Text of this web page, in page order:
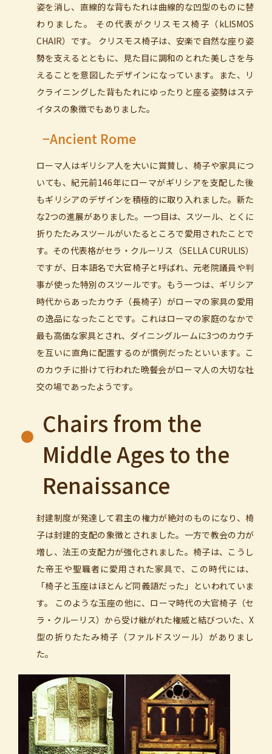
姿を消し、直線的な背もたれは曲線的な凹型のものに替
わりました。 その代表がクリスモス椅子（kLISMOS
CHAIR）です。 クリスモス椅子は、安楽で自然な座り姿
勢を支えるとともに、見た目に調和のとれた美しさを与
えることを意図したデザインになっています。また、リ
クライニングした背もたれにゆったりと座る姿勢はステ
イタスの象徴でもありました。
−Ancient Rome
ローマ人はギリシア人を大いに賞賛し、椅子や家具につ
いても、紀元前146年にローマがギリシアを支配した後
もギリシアのデザインを積極的に取り入れました。新た
な2つの進展がありました。一つ目は、スツール、とくに
折りたたみスツールがいたるところで愛用されたことで
す。その代表格がセラ・クルーリス（SELLA CURULIS）
ですが、日本語名で大官椅子と呼ばれ、元老院議員や判
事が使った特別のスツールです。もう一つは、ギリシア
時代からあったカウチ（長椅子）がローマの家具の愛用
の逸品になったことです。これはローマの家庭のなかで
最も高価な家具とされ、ダイニングルームに3つのカウチ
を互いに直角に配置するのが慣例だったといいます。こ
のカウチに掛けて行われた晩餐会がローマ人の大切な社
交の場であったようです。
Chairs from the
Middle Ages to the
Renaissance
封建制度が発達して君主の権力が絶対のものになり、椅
子は封建的支配の象徴とされました。一方で教会の力が
増し、法王の支配力が強化されました。椅子は、こうし
た帝王や聖職者に愛用された家具で、この時代には、
「椅子と玉座はほとんど同義語だった」といわれていま
す。 このような玉座の他に、ローマ時代の大官椅子（セ
ラ・クルーリス）から受け継がれた権威と結びついた、X
型の折りたたみ椅子（ファルドスツール）がありまし
た。